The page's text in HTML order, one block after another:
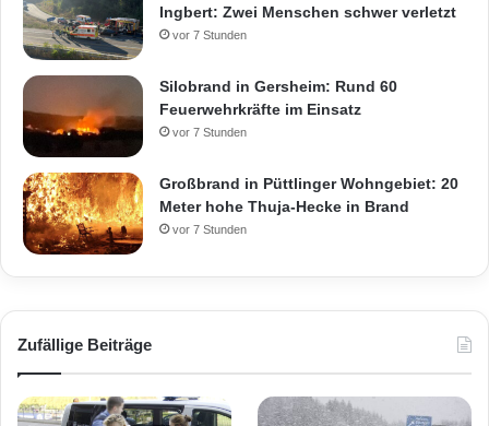
Ingbert: Zwei Menschen schwer verletzt
vor 7 Stunden
Silobrand in Gersheim: Rund 60
Feuerwehrkräfte im Einsatz
vor 7 Stunden
Großbrand in Püttlinger Wohngebiet: 20
Meter hohe Thuja-Hecke in Brand
vor 7 Stunden
Zufällige Beiträge